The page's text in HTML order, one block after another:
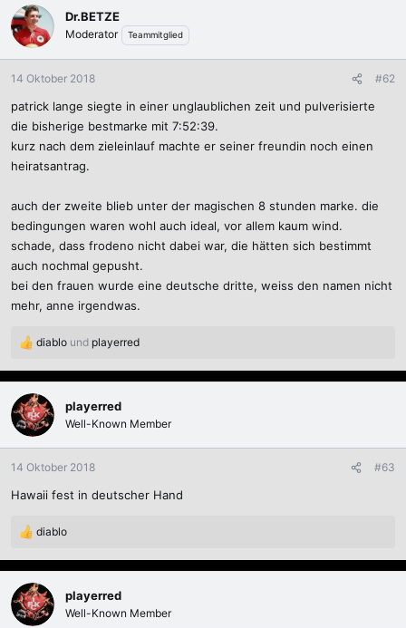
Dr.BETZE
Moderator Teammitglied
14 Oktober 2018 #62
patrick lange siegte in einer unglaublichen zeit und pulverisierte
die bisherige bestmarke mit 7:52:39.
kurz nach dem zieleinlauf machte er seiner freundin noch einen
heiratsantrag.
auch der zweite blieb unter der magischen 8 stunden marke. die
bedingungen waren wohl auch ideal, vor allem kaum wind.
schade, dass frodeno nicht dabei war, die hätten sich bestimmt
auch nochmal gepusht.
bei den frauen wurde eine deutsche dritte, weiss den namen nicht
mehr, anne irgendwas.
R
a
k
t
i
o
n
n
diablo und playerred
playerred
Well-Known Member
14 Oktober 2018 #63
Hawaii fest in deutscher Hand
R
a
k
t
i
diablo
playerred
Well-Known Member